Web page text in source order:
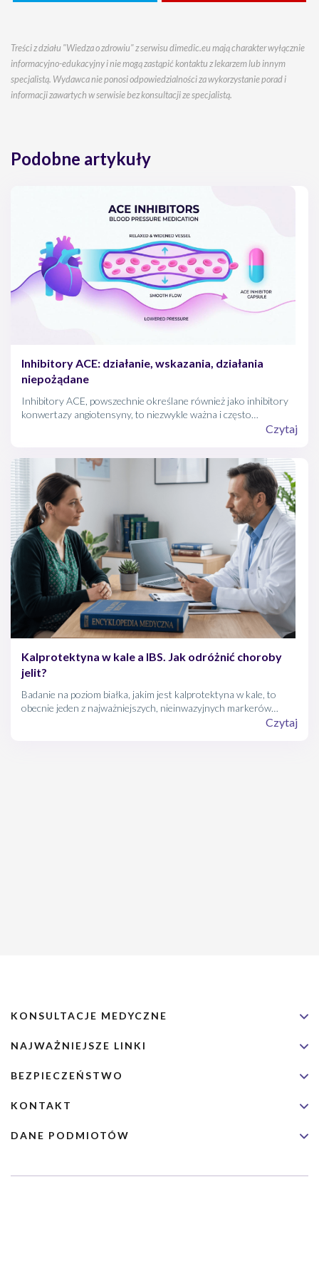
Treści z działu "Wiedza o zdrowiu" z serwisu dimedic.eu mają charakter wyłącznie
informacyjno-edukacyjny i nie mogą zastąpić kontaktu z lekarzem lub innym
specjalistą. Wydawca nie ponosi odpowiedzialności za wykorzystanie porad i
informacji zawartych w serwisie bez konsultacji ze specjalistą.
Podobne artykuły
Inhibitory ACE: działanie, wskazania, działania
niepożądane
Inhibitory ACE, powszechnie określane również jako inhibitory
konwertazy angiotensyny, to niezwykle ważna i często
Czytaj
Kalprotektyna w kale a IBS. Jak odróżnić choroby
jelit?
Badanie na poziom białka, jakim jest kalprotektyna w kale, to
obecnie jeden z najważniejszych, nieinwazyjnych markerów
stanu zapalnego przewodu pokarmowego. Stanowi on kluczowy
Czytaj
KONSULTACJE MEDYCZNE
NAJWAŻNIEJSZE LINKI
BEZPIECZEŃSTWO
KONTAKT
DANE PODMIOTÓW